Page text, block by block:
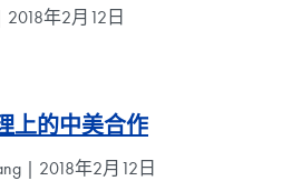
2018年2月12日
上的中美合作
| 2018年2月12日